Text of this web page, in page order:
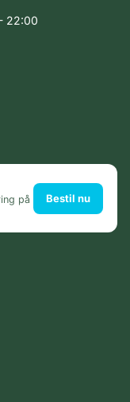
22:00
på
Bestil nu